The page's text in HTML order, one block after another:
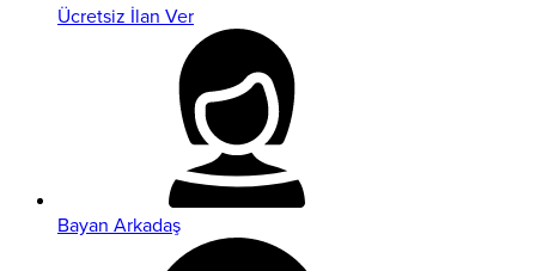
Ücretsiz İlan Ver
Bayan Arkadaş